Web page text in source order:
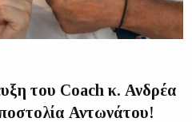
του Coach κ. Ανδρέα
Αντωνάτου!